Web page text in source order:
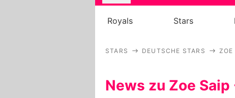
Royals Stars
STARS DEUTSCHE STARS ZOE
News zu Zoe